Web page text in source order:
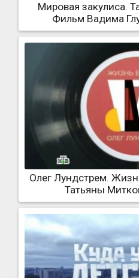
Мировая закулиса.
Фильм Вадима
Олег Лундстрем.
Татьяны